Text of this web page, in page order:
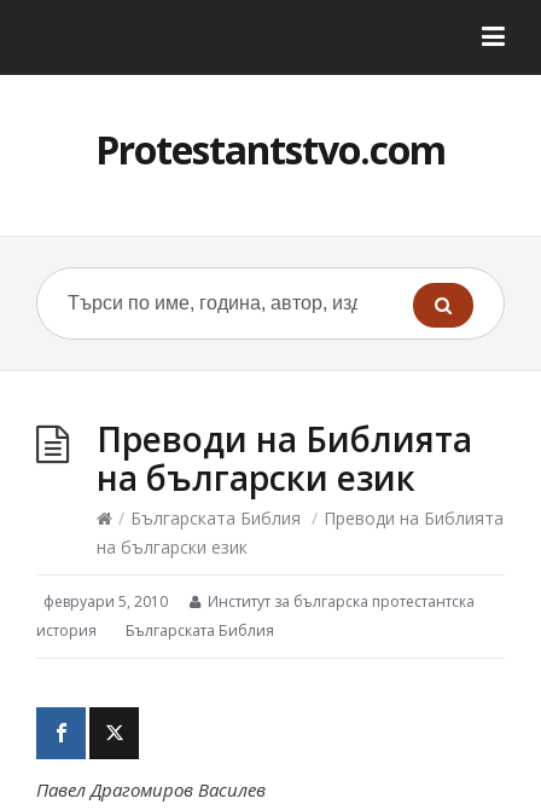
Protestantstvo.com
Преводи на Библията
на български език
/ Българската Библия / Преводи на Библията
на български език
февруари 5, 2010
Институт за българска протестантска
история
Българската Библия
Павел Драгомиров Василев